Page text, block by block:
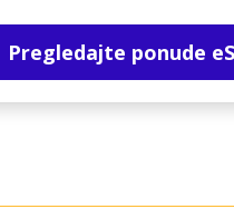
Pregledajte ponude